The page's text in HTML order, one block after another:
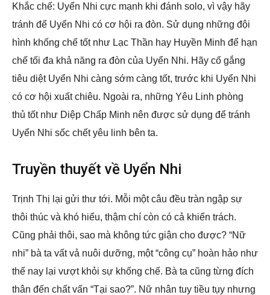
Khắc chế: Uyển Nhi cực mạnh khi đánh solo, vì vậy hãy
tránh để Uyển Nhi có cơ hội ra đòn. Sử dụng những đội
hình khống chế tốt như Lạc Thần hay Huyền Minh để hạn
chế tối đa khả năng ra đòn của Uyển Nhi. Hãy cố gắng
tiêu diệt Uyển Nhi càng sớm càng tốt, trước khi Uyển Nhi
có cơ hội xuất chiêu. Ngoài ra, những Yêu Linh phòng
thủ tốt như Diệp Chấp Minh nên được sử dụng để tránh
Uyển Nhi sốc chết yêu linh bên ta.
Truyền thuyết về Uyển Nhi
Trịnh Thị lại gửi thư tới. Mỗi một câu đều tràn ngập sự
thôi thúc và khó hiểu, thậm chí còn có cả khiển trách.
Cũng phải thôi, sao mà không tức giận cho được? “Nữ
nhi” bà ta vất vả nuôi dưỡng, một “công cụ” hoàn hảo như
thế nay lại vượt khỏi sự khống chế. Bà ta cũng từng đích
thân đến chất vấn “Tại sao?”. Nữ nhân tuy tiều tụy nhưng